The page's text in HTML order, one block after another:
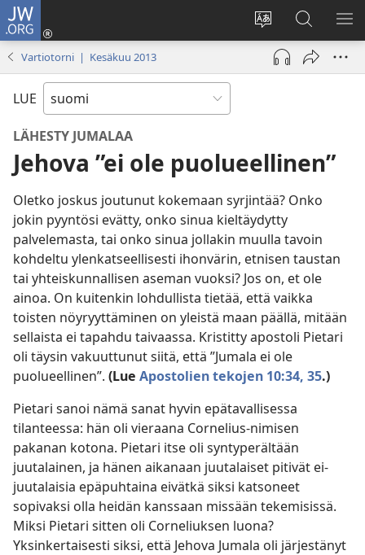
JW.ORG
Vaihda
sivuston
kieli
Kirjaudu
(avaa
uuden
ikkunan)
Hae
JW.ORG-
sivustolta
Vartiotorni | Kesäkuu 2013
LUE
LÄHESTY JUMALAA
Jehova ”ei ole puolueellinen”
Oletko joskus joutunut kokemaan syrjintää? Onko
jokin pyyntösi evätty, onko sinua kieltäydytty
palvelemasta, tai onko sinua jollakin muulla tavoin
kohdeltu ylenkatseellisesti ihonvärin, etnisen taustan
tai yhteiskunnallisen aseman vuoksi? Jos on, et ole
ainoa. On kuitenkin lohdullista tietää, että vaikka
toisten nöyryyttäminen on yleistä maan päällä, mitään
sellaista ei tapahdu taivaassa. Kristitty apostoli Pietari
oli täysin vakuuttunut siitä, että ”Jumala ei ole
puolueellinen”. (Lue Apostolien tekojen 10:34, 35.)
Pietari sanoi nämä sanat hyvin epätavallisessa
tilanteessa: hän oli vieraana Cornelius-nimisen
pakanan kotona. Pietari itse oli syntyperältään
juutalainen, ja hänen aikanaan juutalaiset pitivät ei-
juutalaisia epäpuhtaina eivätkä siksi katsoneet
sopivaksi olla heidän kanssaan missään tekemisissä.
Miksi Pietari sitten oli Corneliuksen luona?
Yksinkertaisesti siksi, että Jehova Jumala oli järjestänyt